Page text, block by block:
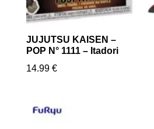
JUJUTSU KAISEN –
POP N° 1111 – Itadori
14.99 €